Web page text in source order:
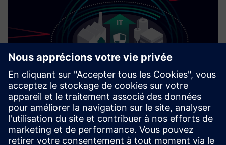
Cybersecurity pour l'industrie
Security informations